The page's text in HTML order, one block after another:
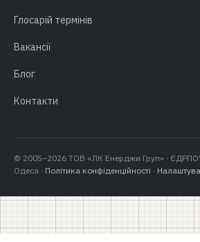
Глосарій термінів
Вакансії
Блог
Контакти
© 2005–2026 ТОВ «ЛК Енерджи Груп» ·
Одеса · Політика конфіденційності ·